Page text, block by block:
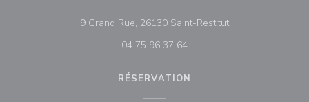
9 Grand Rue, 26130 Saint-Restitut((ouvre une
04 75 96 37 64
RÉSERVATION